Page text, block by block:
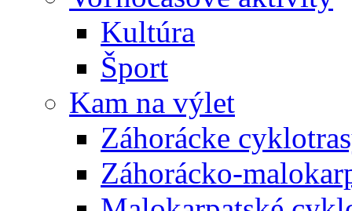
Kultúra
Šport
Kam na výlet
Záhorácke
Záhorácko-